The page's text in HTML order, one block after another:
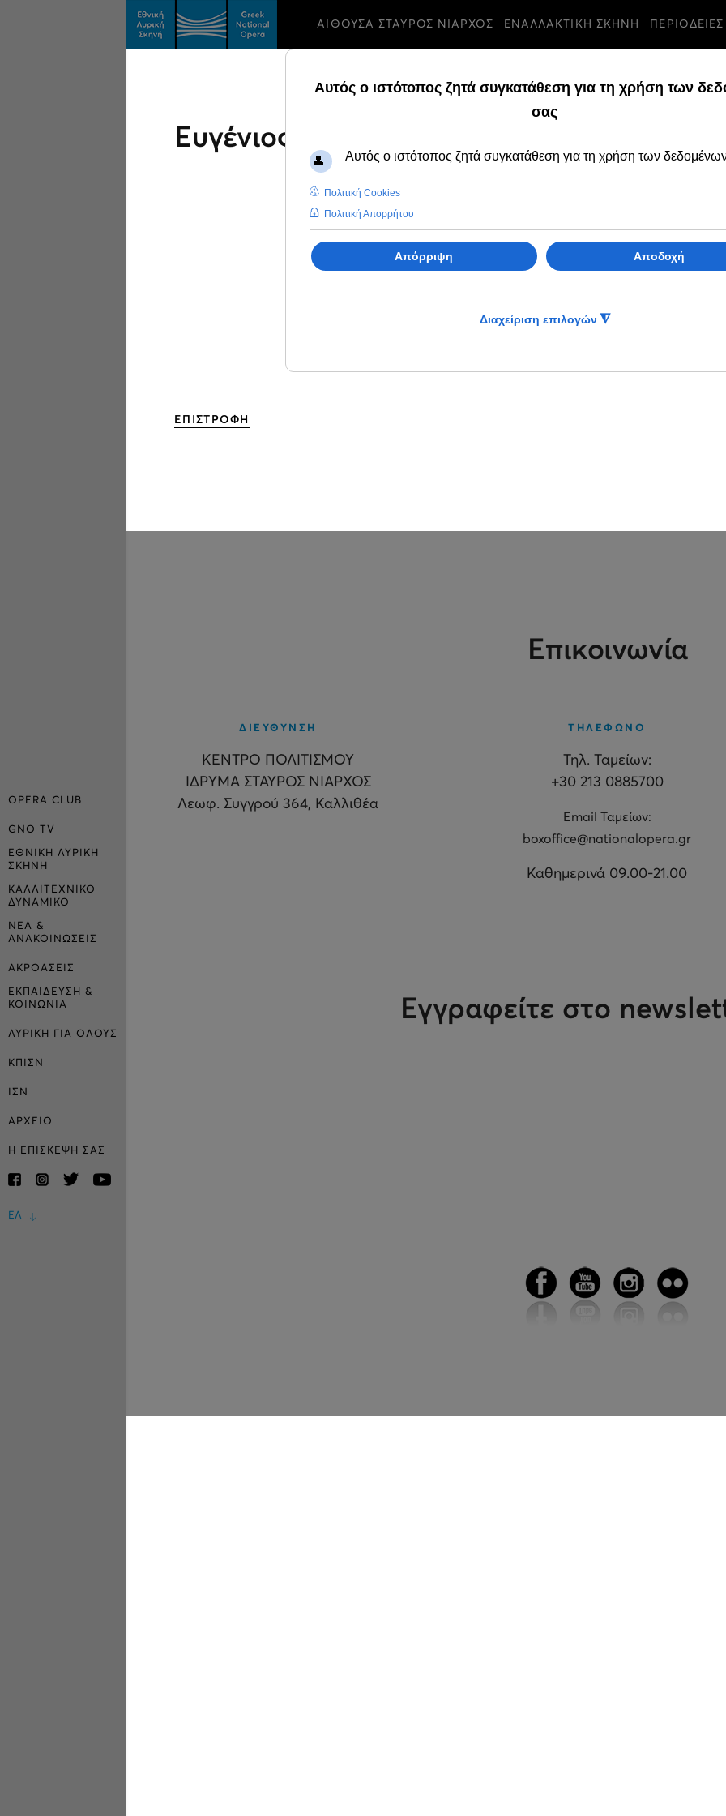
OPERA CLUB
GNO TV
ΕΘΝΙΚΗ ΛΥΡΙΚΗ
ΣΚΗΝΗ
ΚΑΛΛΙΤΕΧΝΙΚΟ
ΔΥΝΑΜΙΚΟ
ΝΕΑ &
ΑΝΑΚΟΙΝΩΣΕΙΣ
ΑΚΡΟΑΣΕΙΣ
ΕΚΠΑΙΔΕΥΣΗ &
ΚΟΙΝΩΝΙΑ
ΛΥΡΙΚΗ ΓΙΑ ΟΛΟΥΣ
ΚΠΙΣΝ
ΙΣΝ
ΑΡΧΕΙΟ
Η ΕΠΙΣΚΕΨΗ ΣΑΣ
ΕΛ
ΑΙΘΟΥΣΑ ΣΤΑΥΡΟΣ ΝΙΑΡΧΟΣ ΕΝΑΛΛΑΚΤΙΚΗ ΣΚΗΝΗ ΠΕΡΙΟΔΕΙΕΣ
Ευγένιος Ζίμπαϊ
ΕΠΙΣΤΡΟΦΗ
Επικοινωνία
ΔΙΕΥΘΥΝΣΗ
ΚΕΝΤΡΟ ΠΟΛΙΤΙΣΜΟΥ
ΙΔΡΥΜΑ ΣΤΑΥΡΟΣ ΝΙΑΡΧΟΣ
Λεωφ. Συγγρού 364, Καλλιθέα
ΤΗΛΕΦΩΝΟ
Τηλ. Ταμείων:
+30 213 0885700
Εmail Ταμείων:
boxoffice@nationalopera.gr
Καθημερινά 09.00-21.00
Εγγραφείτε στο